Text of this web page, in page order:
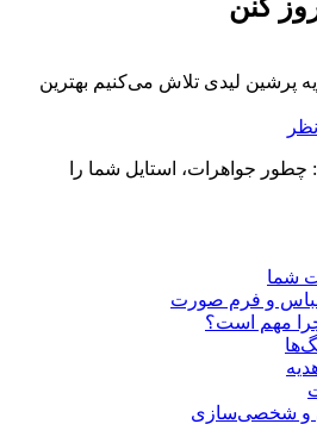
کنن
پرشین لیدی تلاش می‌کنیم بهترین
شما
لباس و فرم صورت
مهم است؟
و شخصی‌سازی